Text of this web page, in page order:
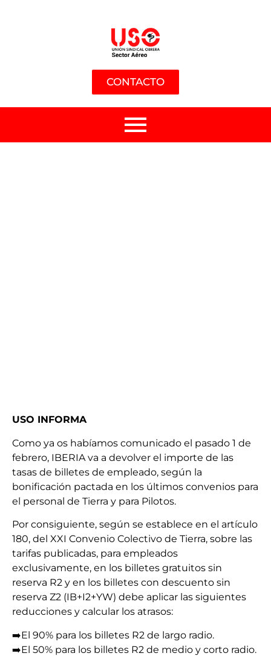
CONTACTO
USO INFORMA
Como ya os habíamos comunicado el pasado 1 de
febrero, IBERIA va a devolver el importe de las
tasas de billetes de empleado, según la
bonificación pactada en los últimos convenios para
el personal de Tierra y para Pilotos.
Por consiguiente, según se establece en el artículo
180, del XXI Convenio Colectivo de Tierra, sobre las
tarifas publicadas, para empleados
exclusivamente, en los billetes gratuitos sin
reserva R2 y en los billetes con descuento sin
reserva Z2 (IB+I2+YW) debe aplicar las siguientes
reducciones y calcular los atrasos:
➡️El 90% para los billetes R2 de largo radio.
➡️El 50% para los billetes R2 de medio y corto radio.